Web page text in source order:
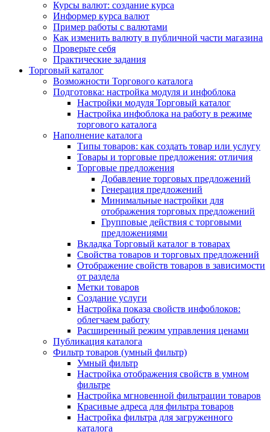
Курсы валют: создание курса
Информер курса валют
Пример работы с валютами
Как изменить валюту в публичной части магазина
Проверьте себя
Практические задания
Торговый каталог
Возможности Торгового каталога
Подготовка: настройка модуля и инфоблока
Настройки модуля Торговый каталог
Настройка инфоблока на работу в режиме
торгового каталога
Наполнение каталога
Типы товаров: как создать товар или услугу
Товары и торговые предложения: отличия
Торговые предложения
Добавление торговых предложений
Генерация предложений
Минимальные настройки для
отображения торговых предложений
Групповые действия с торговыми
предложениями
Вкладка Торговый каталог в товарах
Свойства товаров и торговых предложений
Отображение свойств товаров в зависимости
от раздела
Метки товаров
Создание услуги
Настройка показа свойств инфоблоков:
облегчаем работу
Расширенный режим управления ценами
Публикация каталога
Фильтр товаров (умный фильтр)
Умный фильтр
Настройка отображения свойств в умном
фильтре
Настройка мгновенной фильтрации товаров
Красивые адреса для фильтра товаров
Настройка фильтра для загруженного
каталога